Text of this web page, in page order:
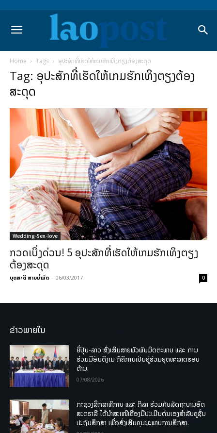
Home Tags ອຸປະສັກທີ່ເຮັດໃຫ້ເກມຮັກເທິງຕຽງຕ້ອງສະດຸດ
Tag: ອຸປະສັກທີ່ເຮັດໃຫ້ເກມຮັກເທິງຕຽງຕ້ອງ
ສະດຸດ
Wedding-Sex-love
ກວດເບິ່ງດ່ວນ! 5 ອຸປະສັກທີ່ເຮັດໃຫ້ເກມຮັກເທິງຕຽງ
ຕ້ອງສະດຸດ
ບຸດສະດີ ສາຍນ້ຳມັດ - 06/03/2017 0
ຂ່າວພາຍໃນ
ຍີ່ປຸ່ນ-ລາວ ສົ່ງເສີມສາຍພົວພັນມິດຕະພາບ ແລະ ການ
ຮ່ວມມືອັນດີງາມ ກໍຄືການເປັນຄູ່ຮ່ວມຍຸດທະສາດຮອບ
ດ້ານ.
07/08/2026
ກະຊວງສຶກສາທິການ ແລະ ກິລາ ຮ່ວມກັບລັດຖະບານອົດ
ສະຕຣາລີ ໄດ້ນຳສະເໜີເຄື່ອງມືປະເມີນຕົນເອງສຳລັບຄູຊັ້ນ
ປະຖົມສຶກສາ ເພື່ອສົ່ງເສີມຄຸນນະພາບການສຶກສາ.